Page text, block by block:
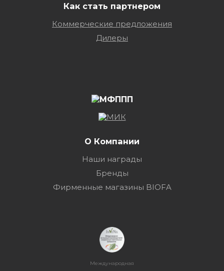
Как стать партнером
Коммерческие предложения
Дилеры
О Компании
Наши награды
Бренды
Фирменные магазины BIOFA
Международная